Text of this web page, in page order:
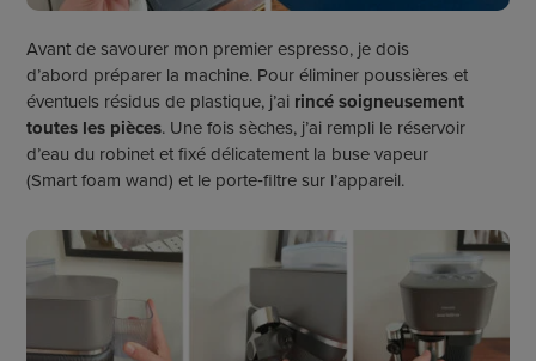
Avant de savourer mon premier espresso, je dois
d’abord préparer la machine. Pour éliminer poussières et
éventuels résidus de plastique, j’ai rincé soigneusement
toutes les pièces. Une fois sèches, j’ai rempli le réservoir
d’eau du robinet et fixé délicatement la buse vapeur
(Smartfoam wand) et le porte‑filtre sur l’appareil.